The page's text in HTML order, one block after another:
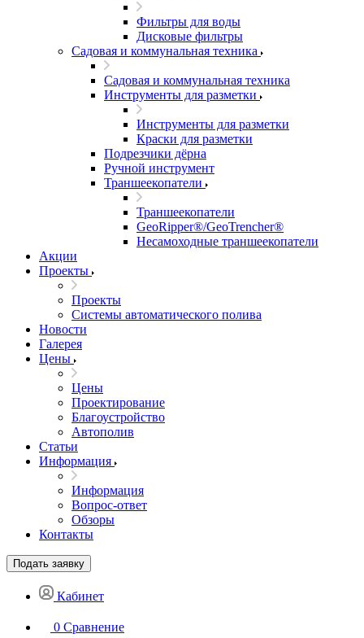
Фильтры для воды
Дисковые фильтры
Садовая и коммунальная техника
Садовая и коммунальная техника
Инструменты для разметки
Инструменты для разметки
Краски для разметки
Подрезчики дёрна
Ручной инструмент
Траншеекопатели
Траншеекопатели
GeoRipper®/GeoTrencher®
Несамоходные траншеекопатели
Акции
Проекты
Проекты
Системы автоматического полива
Новости
Галерея
Цены
Цены
Проектирование
Благоустройство
Автополив
Статьи
Информация
Информация
Вопрос-ответ
Обзоры
Контакты
Подать заявку
Кабинет
0 Сравнение